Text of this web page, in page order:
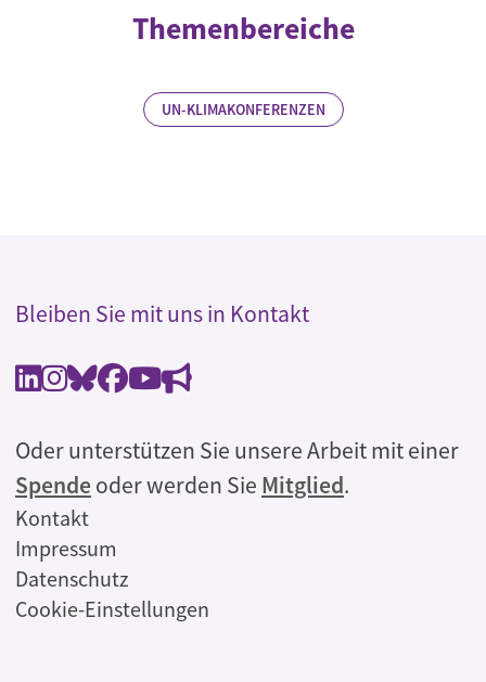
Themenbereiche
UN-KLIMAKONFERENZEN
Bleiben Sie mit uns in Kontakt
Oder unterstützen Sie unsere Arbeit mit einer
Spendeoder werden Sie Mitglied.
Rechtliches
Kontakt
Impressum
Datenschutz
Cookie-Einstellungen